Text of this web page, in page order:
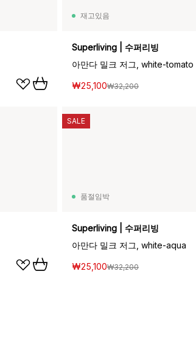
재고있음
Superliving | 수퍼리빙
아만다 밀크 저그, white-tomato
₩25,100₩32,200
품절임박
Superliving | 수퍼리빙
아만다 밀크 저그, white-aqua
₩25,100₩32,200
SALE